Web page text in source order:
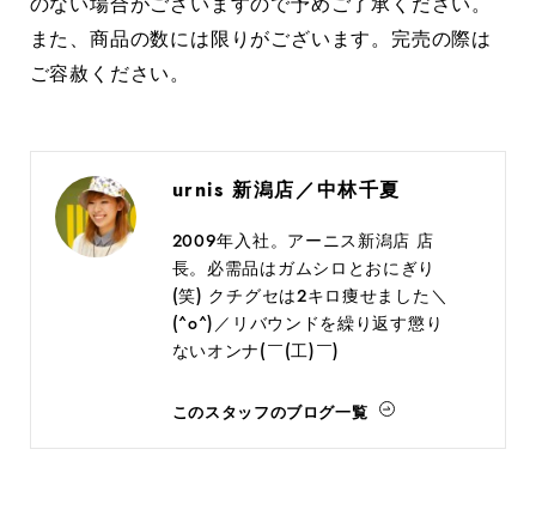
また、商品の数には限りがございます。完売の際は
ご容赦ください。
urnis 新潟店／中林千夏
2009年入社。アーニス新潟店 店
長。必需品はガムシロとおにぎり
(笑) クチグセは2キロ痩せました＼
(^o^)／リバウンドを繰り返す懲り
ないオンナ(￣(工)￣)
このスタッフのブログ一覧